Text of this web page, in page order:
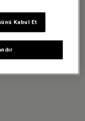
Kabul Et